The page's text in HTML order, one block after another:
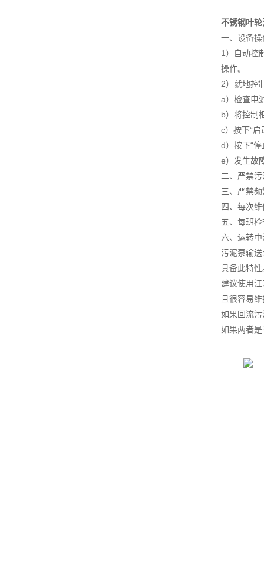
不锈钢叶
一、设备操
1）自动控
操作。
2）就地控
a）检查电
b）将控制
c）按下“
d）按下“
e）发生故
二、严禁
三、严禁
四、每次
五、每班
六、运转
污泥泵输
具备此特性
建议使用
且很容易
如果回流
如果两者